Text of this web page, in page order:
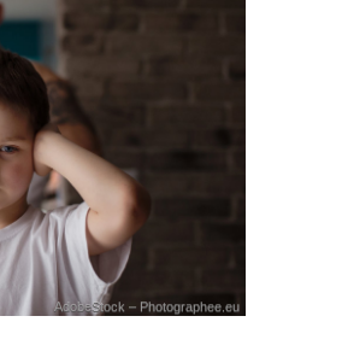
AdobeStock – Photographee.eu